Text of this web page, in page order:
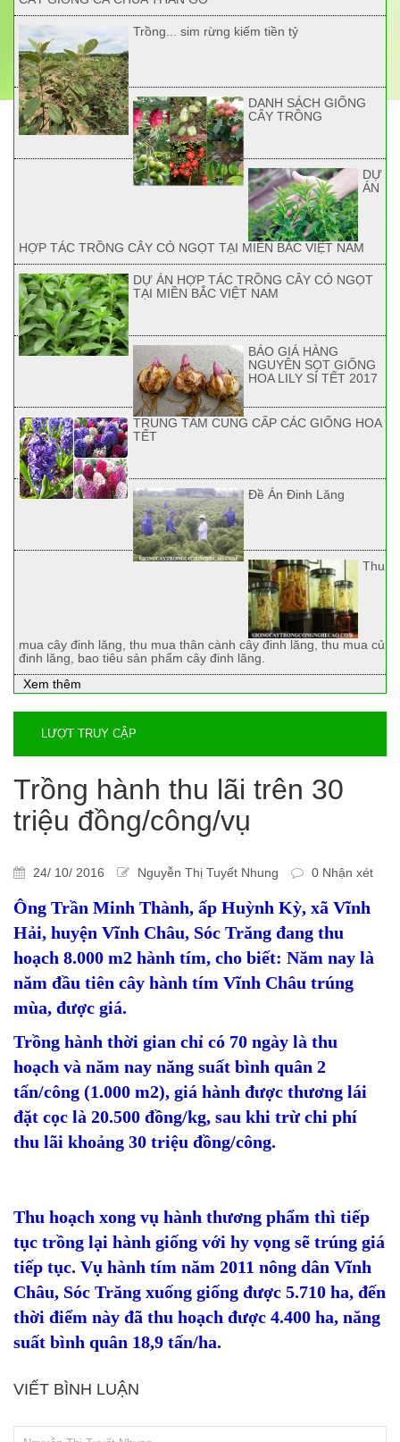
Trồng... sim rừng kiếm tiền tỷ
DANH SÁCH GIỐNG
CÂY TRỒNG
DỰ
ÁN
HỢP TÁC TRỒNG CÂY CỎ NGỌT TẠI MIỀN BẮC VIỆT NAM
DỰ ÁN HỢP TÁC TRỒNG CÂY CỎ NGỌT
TẠI MIỀN BẮC VIỆT NAM
BÁO GIÁ HÀNG
NGUYÊN SỌT GIỐNG
HOA LILY SỈ TẾT 2017
TRUNG TÂM CUNG CẤP CÁC GIỐNG HOA
TẾT
Đề Án Đinh Lăng
Thu
mua cây đinh lăng, thu mua thân cành cây đinh lăng, thu mua củ
đinh lăng, bao tiêu sản phẩm cây đinh lăng.
Xem thêm
LƯỢT TRUY CẬP
Trồng hành thu lãi trên 30
triệu đồng/công/vụ
24/ 10/ 2016 Nguyễn Thị Tuyết Nhung 0 Nhận xét
Ông Trần Minh Thành, ấp Huỳnh Kỳ, xã Vĩnh
Hải, huyện Vĩnh Châu, Sóc Trăng đang thu
hoạch 8.000 m2 hành tím, cho biết: Năm nay là
năm đầu tiên cây hành tím Vĩnh Châu trúng
mùa, được giá.
Trồng hành thời gian chỉ có 70 ngày là thu
hoạch và năm nay năng suất bình quân 2
tấn/công (1.000 m2), giá hành được thương lái
đặt cọc là 20.500 đồng/kg, sau khi trừ chi phí
thu lãi khoảng 30 triệu đồng/công.
Thu hoạch xong vụ hành thương phẩm thì tiếp
tục trồng lại hành giống với hy vọng sẽ trúng giá
tiếp tục. Vụ hành tím năm 2011 nông dân Vĩnh
Châu, Sóc Trăng xuống giống được 5.710 ha, đến
thời điểm này đã thu hoạch được 4.400 ha, năng
suất bình quân 18,9 tấn/ha.
VIẾT BÌNH LUẬN